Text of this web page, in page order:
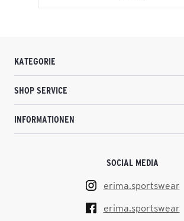
KATEGORIE
SHOP SERVICE
INFORMATIONEN
SOCIAL MEDIA
erima.sportswear
erima.sportswear